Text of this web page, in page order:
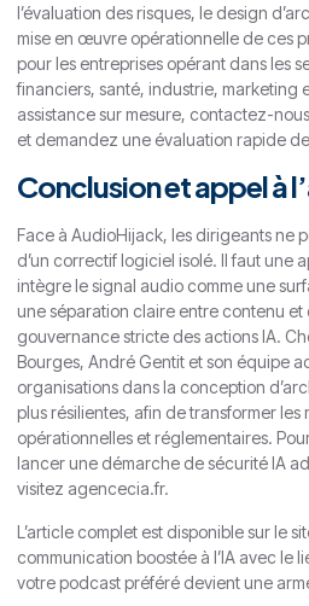
l’évaluation des risques, le design
mise en œuvre opérationnelle de ces
pour les entreprises opérant dans les
financiers, santé, industrie, marketing
assistance sur mesure, contactez-
et demandez une évaluation rapide
Conclusion et appel à
Face à AudioHijack, les dirigeants ne
d’un correctif logiciel isolé. Il faut une
intègre le signal audio comme une
une séparation claire entre contenu et
gouvernance stricte des actions IA.
Bourges, André Gentit et son équipe
organisations dans la conception
plus résilientes, afin de transformer les
opérationnelles et réglementaires.
lancer une démarche de sécurité IA
visitez agencecia.fr.
L’article complet est disponible sur le
communication boostée à l’IA avec le
votre podcast préféré devient une